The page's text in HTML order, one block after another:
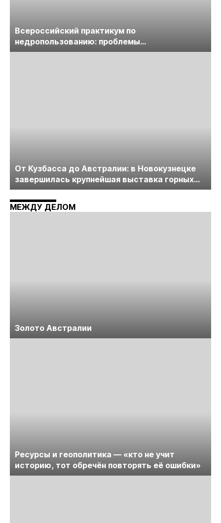
Всероссийский практикум по
недропользованию: проблемы
лицензирования, цифровизации, экспертизы
От Кузбасса до Австралии: в Новокузнецке
завершилась крупнейшая выставка горных
технологий «Недра России. Уголь России и
Майнинг»
МЕЖДУ ДЕЛОМ
Золото Австралии
Ресурсы и геополитика — «кто не учит
историю, тот обречён повторять её ошибки»